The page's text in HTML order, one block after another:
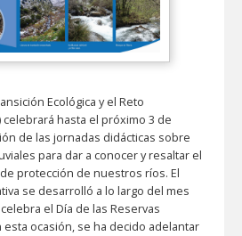
Ecológica y el Reto
celebrará hasta el próximo 3 de
de las jornadas didácticas sobre
para dar a conocer y resaltar el
protección de nuestros ríos. El
se desarrolló a lo largo del mes
el Día de las Reservas
esta ocasión, se ha decido adelantar